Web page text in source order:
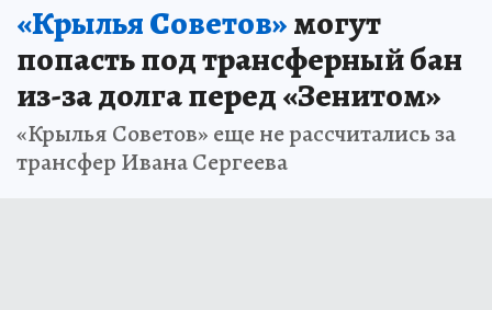
«Крылья Советов»могут
попасть под трансферный бан
из-за долга перед «Зенитом»
«Крылья Советов» еще не рассчитались за
трансфер Ивана Сергеева